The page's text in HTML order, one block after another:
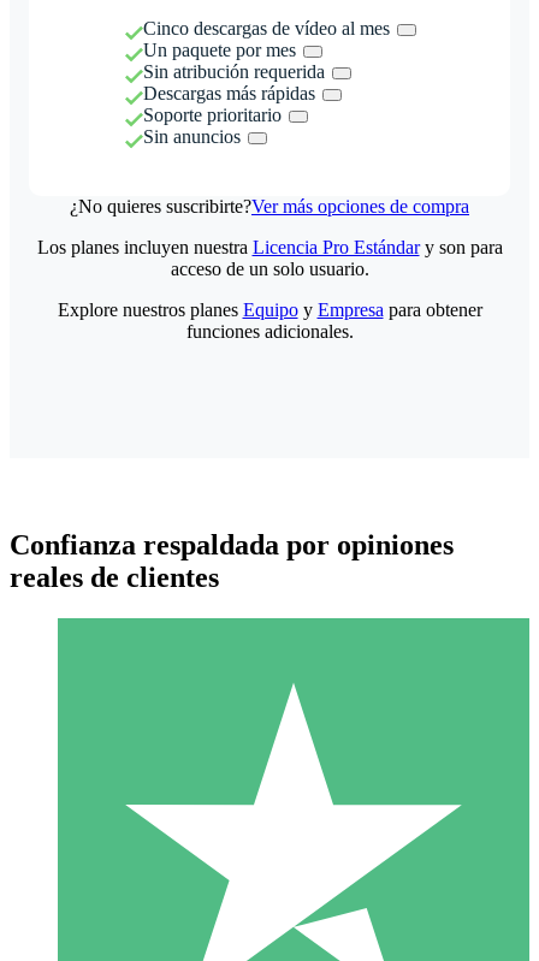
Cinco descargas de vídeo al mes
Un paquete por mes
Sin atribución requerida
Descargas más rápidas
Soporte prioritario
Sin anuncios
¿No quieres suscribirte?Ver más opciones de compra
Paquetes de Créditos Individuales
Paga según el uso con créditos de descarga. Sin compromiso
10 00
Los planes incluyen nuestra Licencia Pro Estándary son para
acceso de un solo usuario.
Explore nuestros planes Equipoy Empresa para obtener
funciones adicionales.
Confianza respaldada por opiniones
reales de clientes